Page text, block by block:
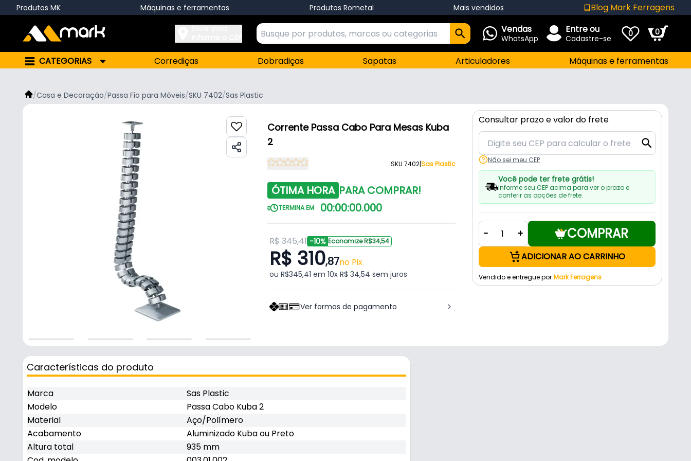
Produtos MK Máquinas e ferramentas Produtos Rometal Mais vendidos Blog Mark Ferragens
Vendas
WhatsApp
Entre ou
Cadastre-se 0 0
CATEGORIAS Corrediças Dobradiças Sapatas Articuladores Máquinas e ferramentas
/Casa e Decoração/Passa Fio para Móveis/SKU 7402/Sas Plastic
Corrente Passa Cabo Para Mesas Kuba
2
SKU 7402|Sas Plastic
ÓTIMA HORA PARA COMPRAR!
TERMINA EM 00:00:00.000
R$ 345,41 -10% Economize R$34,54
R$ 310,87no Pix
ou R$345,41 em 10x R$ 34,54 sem juros
Ver formas de pagamento
Consultar prazo e valor do frete
Não sei meu CEP
Você pode ter frete grátis!
Informe seu CEP acima para ver o prazo e
conferir as opções de frete.
- + COMPRAR
ADICIONAR AO CARRINHO
Vendido e entregue por Mark Ferragens
Características do produto
Marca
Sas Plastic
Modelo
Passa Cabo Kuba 2
Material
Aço/Polímero
Acabamento
Aluminizado Kuba ou Preto
Altura total
935 mm